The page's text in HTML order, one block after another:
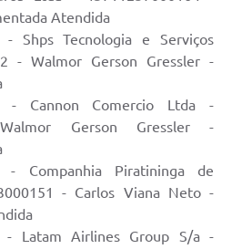
Atendida
- Shps Tecnologia e Serviços
- Walmor Gerson Gressler -
- Cannon Comercio Ltda -
Gerson Gressler -
- Companhia Piratininga de
- Carlos Viana Neto -
- Latam Airlines Group S/a -